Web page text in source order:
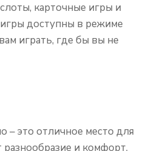
карточные игры и
доступны в режиме
играть, где бы вы не
это отличное место для
и комфорт.